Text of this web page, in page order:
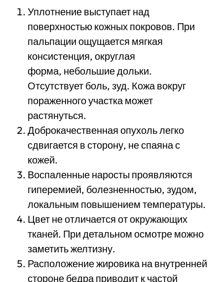
Уплотнение выступает над
поверхностью кожных покровов. При
пальпации ощущается мягкая
консистенция, округлая
форма, небольшие дольки.
Отсутствует боль, зуд. Кожа вокруг
пораженного участка может
растянуться.
Доброкачественная опухоль легко
сдвигается в сторону, не спаяна с
кожей.
Воспаленные наросты проявляются
гиперемией, болезненностью, зудом,
локальным повышением температуры.
Цвет не отличается от окружающих
тканей. При детальном осмотре можно
заметить желтизну.
Расположение жировика на внутренней
стороне бедра приводит к частой